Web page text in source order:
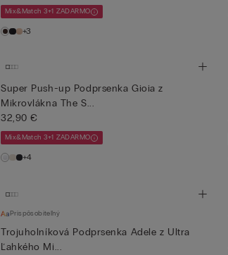
Mix&Match 3+1 ZADARMO
+3
Super Push-up Podprsenka Gioia z
Mikrovlákna The S...
32,90 €
Mix&Match 3+1 ZADARMO
+4
Prispôsobiteľný
Trojuholníková Podprsenka Adele z Ultra
Ľahkého Mi...